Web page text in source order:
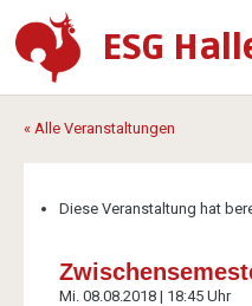
ESG
« Alle Veranstaltungen
Diese Veranstaltung hat
Mi. 08.08.2018 | 18:45 Uhr